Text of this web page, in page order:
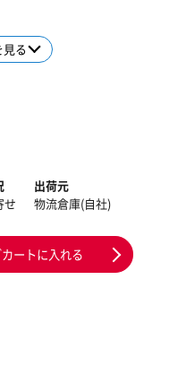
る
せ
出荷元
物流倉庫(自社)
ートに入れる